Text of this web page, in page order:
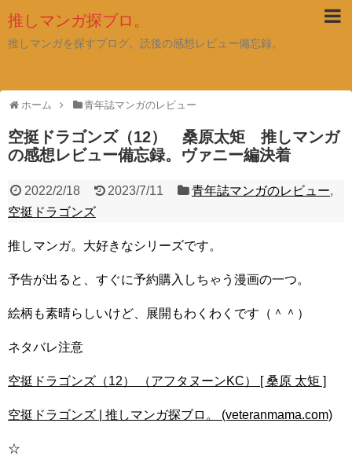
推しマンガ探ブロ。
推しマンガを探すブログ。読後の感想レビュー備忘録。
ホーム 青年誌マンガのレビュー
空挺ドラゴンズ（12） 桑原太矩 推しマンガ
の感想レビュー備忘録。ヴァニー編決着
2022/2/18 2023/7/11 青年誌マンガのレビュー,
空挺ドラゴンズ
推しマンガ。大好きなシリーズです。
予告が出ると、すぐに予約購入しちゃう漫画の一つ。
絵柄も素晴らしいけど、展開もわくわくです（＾＾）
ネタバレ注意
空挺ドラゴンズ（12） （アフタヌーンKC） [ 桑原 太矩 ]
空挺ドラゴンズ | 推しマンガ探ブロ。 (veteranmama.com)
☆